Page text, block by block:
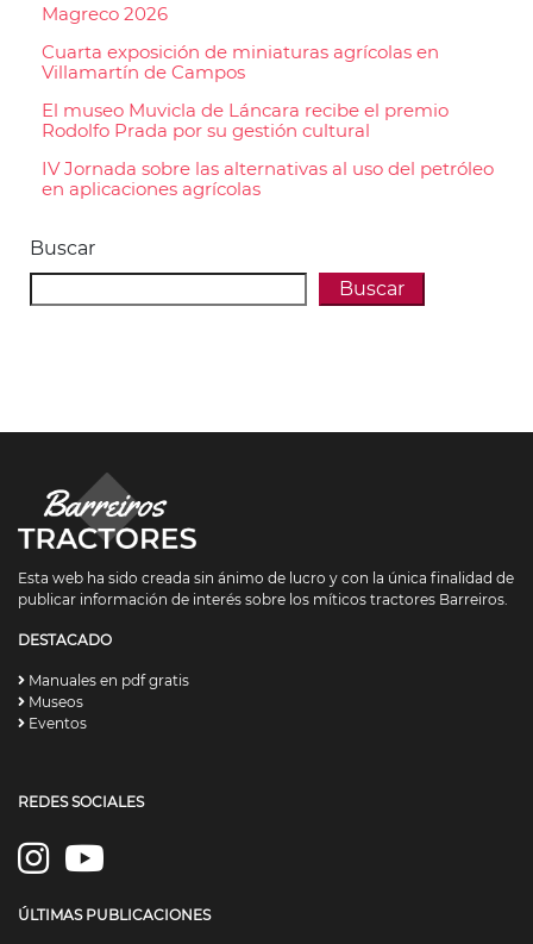
Magreco 2026
Cuarta exposición de miniaturas agrícolas en
Villamartín de Campos
El museo Muvicla de Láncara recibe el premio
Rodolfo Prada por su gestión cultural
IV Jornada sobre las alternativas al uso del petróleo
en aplicaciones agrícolas
Buscar
Buscar
Esta web ha sido creada sin ánimo de lucro y con la única finalidad de
publicar información de interés sobre los míticos tractores Barreiros.
DESTACADO
Manuales en pdf gratis
Museos
Eventos
REDES SOCIALES
ÚLTIMAS PUBLICACIONES